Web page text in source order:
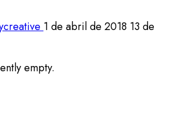
1 de abril de 2018 13 de
empty.